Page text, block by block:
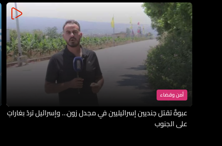
أمن وقضاء
عبوةٌ تقتل جنديين إسرائيليين في مجدل زون… وإسرائيل تردّ بغاراتٍ
على الجنوب